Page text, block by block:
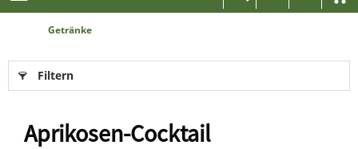
Wunschliste
Getränke
Filtern
Aprikosen-Cocktail